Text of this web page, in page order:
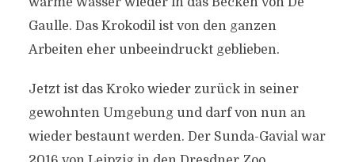
Gaulle. Das Krokodil ist von den ganzen
Arbeiten eher unbeeindruckt geblieben.
Jetzt ist das Kroko wieder zurück in seiner
gewohnten Umgebung und darf von nun an
wieder bestaunt werden. Der Sunda-Gavial war